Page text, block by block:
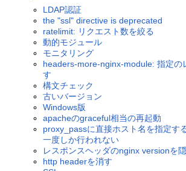
LDAP認証
the "ssl" directive is deprecated
ratelimit: リクエスト数を絞る
動的モジュール
モニタリング
headers-more-nginx-module: 指定の
す
構文チェック
古いバージョン
Windows版
apacheのgraceful相当の再起動
proxy_passに直接ホスト名を指定す
一度しか行われない
レスポンスヘッダのnginx versionを
http headerを消す